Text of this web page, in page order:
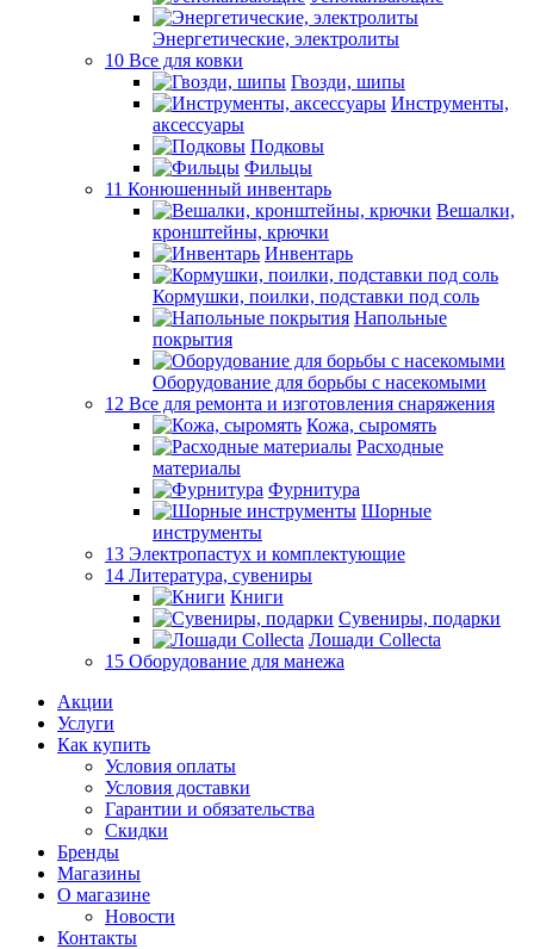
Энергетические, электролиты
10 Все для ковки
Гвозди, шипы
Инструменты,
аксессуары
Подковы
Фильцы
11 Конюшенный инвентарь
Вешалки,
кронштейны, крючки
Инвентарь
Кормушки, поилки, подставки под соль
Напольные
покрытия
Оборудование для борьбы с насекомыми
12 Все для ремонта и изготовления снаряжения
Кожа, сыромять
Расходные
материалы
Фурнитура
Шорные
инструменты
13 Электропастух и комплектующие
14 Литература, сувениры
Книги
Сувениры, подарки
Лошади Collecta
15 Оборудование для манежа
Акции
Услуги
Как купить
Условия оплаты
Условия доставки
Гарантии и обязательства
Скидки
Бренды
Магазины
О магазине
Новости
Контакты